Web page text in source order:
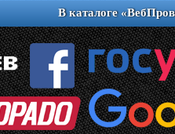
В каталоге